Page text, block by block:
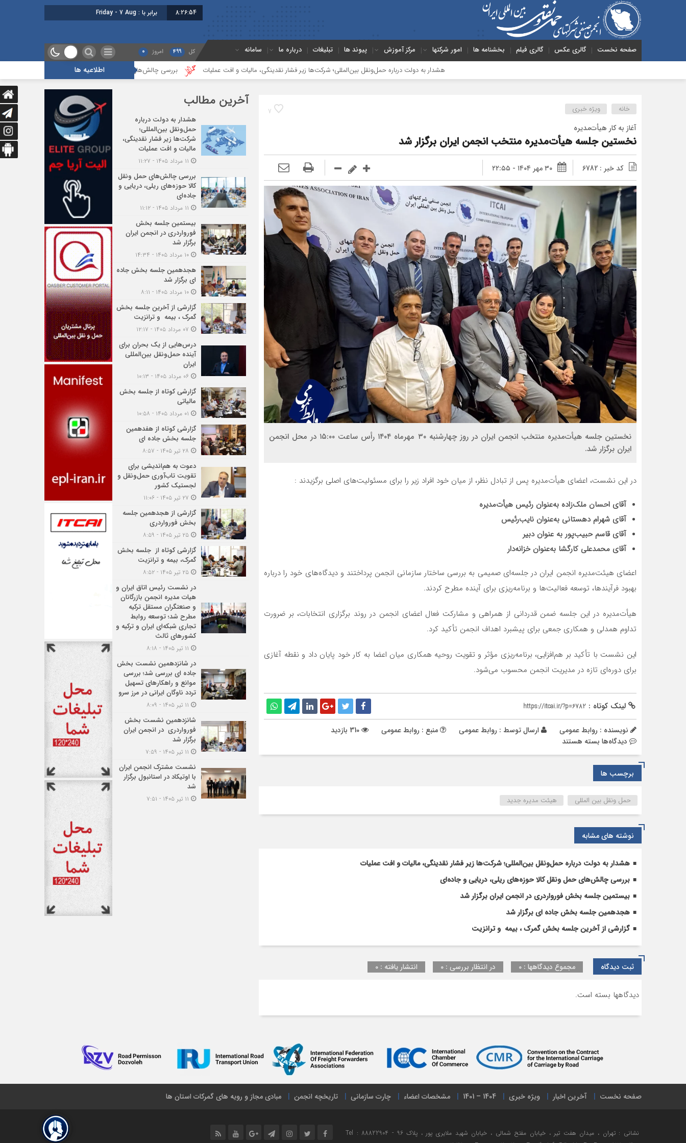
8:26:54 برابر با : Friday - 7 August - 2026
صفحه نخست گالری عکس گالری فیلم بخشنامه ها امور شرکتها مرکز آموزش پیوند ها تبلیغات درباره ما سامانه کل 499 امروز 0
اطلاعیه ها هشدار به دولت درباره حمل‌ونقل بین‌المللی؛ شرکت‌ها زیر فشار نقدینگی، مالیات و افت عملیات بررسی چالش‌های حمل ونقل کالا حوزه‌های ریلی، دریایی و جاده‌ای
7 خانه ویژه خبری
آغاز به کار هیأت‌مدیره
نخستین جلسه هیأت‌مدیره منتخب انجمن ایران برگزار شد
کد خبر : 6782 ۳۰ مهر ۱۴۰۴ - ۲۲:۵۵
نخستین جلسه هیأت‌مدیره منتخب انجمن ایران در روز چهارشنبه ۳۰ مهرماه ۱۴۰۴ رأس ساعت ۱۵:۰۰ در محل انجمن
ايران برگزار شد.
در این نشست، اعضای هیأت‌مدیره پس از تبادل نظر، از میان خود افراد زیر را برای مسئولیت‌های اصلی برگزیدند :
آقای احسان ملک‌زاده به‌عنوان رئیس هیأت‌مدیره
آقای شهرام دهستانی به‌عنوان نایب‌رئیس
آقای قاسم حبیب‌پور به‌ عنوان دبیر
آقای محمدعلی کارگشا به‌عنوان خزانه‌دار
اعضای هیئت‌مدیره انجمن ایران در جلسه‌ای صمیمی به بررسی ساختار سازمانی انجمن پرداختند و دیدگاه‌های خود را درباره
بهبود فرآیندها، توسعه فعالیت‌ها و برنامه‌ریزی برای آینده مطرح کردند.
هیأت‌مدیره در این جلسه ضمن قدردانی از همراهی و مشارکت فعال اعضای انجمن در روند برگزاری انتخابات، بر ضرورت
تداوم همدلی و همکاری جمعی برای پیشبرد اهداف انجمن تأکید کرد.
این نشست با تأکید بر هم‌افزایی، برنامه‌ریزی مؤثر و تقویت روحیه همکاری میان اعضا به کار خود پایان داد و نقطه آغازی
برای دوره‌ای تازه در مدیریت انجمن محسوب می‌شود.
لینک کوتاه : https://itcai.ir/?p=6782
نویسنده : روابط عمومی ارسال توسط : روابط عمومی منبع : روابط عمومی
دیدگاه‌ها برای
نخستین
جلسه
انجمن
ایران
شد
بسته هستند
برچسب ها
حمل ونقل بین المللی هیئت مدیره جدید
نوشته های مشابه
هشدار به دولت درباره حمل‌ونقل بین‌المللی؛ شرکت‌ها زیر فشار نقدینگی، مالیات و افت عملیات
بررسی چالش‌های حمل ونقل کالا حوزه‌های ریلی، دریایی و جاده‌ای
بیستمین جلسه بخش فورواردری در انجمن ایران برگزار شد
هجدهمین جلسه بخش جاده ای برگزار شد
گزارشی از آخرین جلسه بخش گمرک ، بیمه و ترانزیت
ثبت دیدگاه مجموع دیدگاهها : 0 در انتظار بررسی : 0 انتشار یافته : 0
دیدگاهها بسته است.
آخرین مطالب
هشدار به دولت درباره
حمل‌ونقل بین‌المللی؛
شرکت‌ها زیر فشار نقدینگی،
مالیات و افت عملیات
بررسی چالش‌های حمل ونقل
کالا حوزه‌های ریلی، دریایی و
جاده‌ای
بیستمین جلسه بخش
فورواردری در انجمن ایران
برگزار شد
۱۰ مرداد ۱۴۰۵ - ۱۴:۳۴
هجدهمین جلسه بخش جاده
ای برگزار شد
۱۰ مرداد ۱۴۰۵ - ۸:۱۱
گزارشی از آخرین جلسه بخش
گمرک ، بیمه و ترانزیت
درس‌هایی از یک بحران برای
آینده حمل‌ونقل بین‌المللی
ایران
گزارشی کوتاه از جلسه بخش
مالیاتی
گزارشی کوتاه از هفدهمین
جلسه بخش جاده ای
دعوت به هم‌اندیشی برای
تقویت تاب‌آوری حمل‌ونقل و
لجستیک کشور
گزارشی از هجدهمین جلسه
بخش فورواردری
۲۵ تیر ۱۴۰۵ - ۸:۵۹
گزارشی کوتاه از جلسه بخش
گمرک، بیمه و ترانزیت
۲۵ تیر ۱۴۰۵ - ۸:۵۲
در نشست رئیس اتاق ایران و
هیات مدیره انجمن بازرگانان
و صنعتگران مستقل ترکیه
مطرح شد؛ توسعه روابط
تجاری شبکه‌ای ایران و ترکیه و
کشورهای ثالث
در شانزدهمین نشست بخش
جاده ای بررسی شد؛ بررسی
موانع و راهکارهای تسهیل
تردد ناوگان ایرانی در مرز سرو
شانزدهمین نشست بخش
فورواردری در انجمن ایران
برگزار شد
نشست مشترک انجمن ایران
با اوتیکاد در استانبول برگزار
شد
صفحه نخست آخرین اخبار ویژه خبری 1404 – 1401 مشخصات اعضاء چارت سازمانی تاریخچه انجمن مبادی مجاز و رویه های گمرکات استان ها
نشانی : تهران ، میدان هفت تیر ، خیابان مفتح شمالی ، خیابان شهید ملایری پور ، پلاک 96 Tel : 88822904 -